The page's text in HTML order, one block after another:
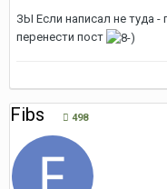
ЗЫ Если написал не туда
перенести пост
Fibs 498